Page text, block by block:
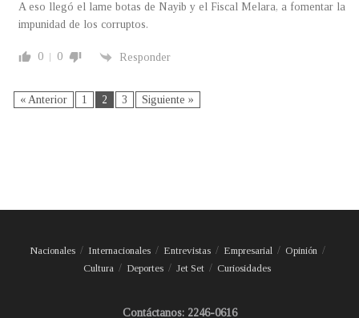
A eso llegó el lame botas de Nayib y el Fiscal Melara, a fomentar la
impunidad de los corruptos.
0 0 Responder
« Anterior 1 2 3 Siguiente »
Nacionales Internacionales Entrevistas Empresarial
Opinión
Cultura
Deportes Jet Set Curiosidades
Contáctanos: 2246-0616